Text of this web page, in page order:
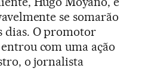
se somarão
dias. O promotor
com uma ação
o jornalista